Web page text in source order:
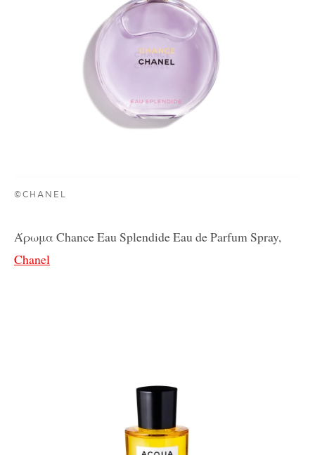
©CHANEL
Άρωμα Chance Eau Splendide Eau de Parfum Spray,
Chanel